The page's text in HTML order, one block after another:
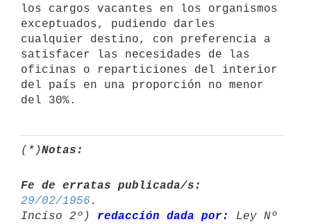
los cargos vacantes en los organismos
exceptuados, pudiendo darles
cualquier destino, con preferencia a
satisfacer las necesidades de las
oficinas o reparticiones del interior
del país en una proporción no menor
del 30%.
(*)Notas:
Fe de erratas publicada/s:
29/02/1956 .
Inciso 2º) redacción dada por:
Ley Nº